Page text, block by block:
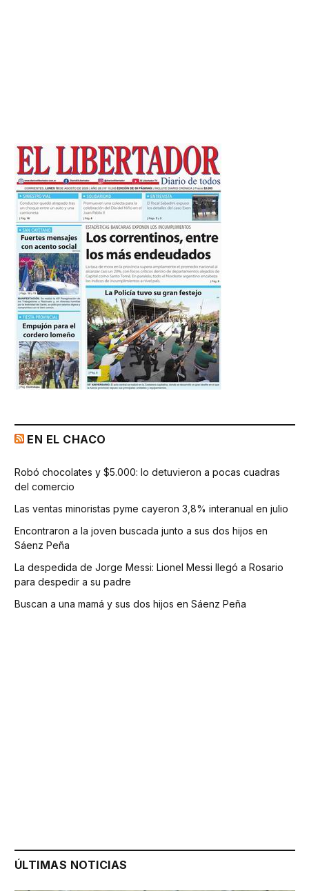
EN EL CHACO
Robó chocolates y $5.000: lo detuvieron a pocas cuadras
del comercio
Las ventas minoristas pyme cayeron 3,8% interanual en julio
Encontraron a la joven buscada junto a sus dos hijos en
Sáenz Peña
La despedida de Jorge Messi: Lionel Messi llegó a Rosario
para despedir a su padre
Buscan a una mamá y sus dos hijos en Sáenz Peña
ÚLTIMAS NOTICIAS